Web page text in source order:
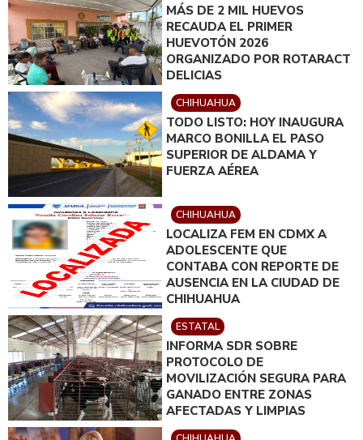
MÁS DE 2 MIL HUEVOS
RECAUDA EL PRIMER
HUEVOTÓN 2026
ORGANIZADO POR ROTARACT
DELICIAS
CHIHUAHUA
TODO LISTO: HOY INAUGURA
MARCO BONILLA EL PASO
SUPERIOR DE ALDAMA Y
FUERZA AÉREA
CHIHUAHUA
LOCALIZA FEM EN CDMX A
ADOLESCENTE QUE
CONTABA CON REPORTE DE
AUSENCIA EN LA CIUDAD DE
CHIHUAHUA
ESTATAL
INFORMA SDR SOBRE
PROTOCOLO DE
MOVILIZACIÓN SEGURA PARA
GANADO ENTRE ZONAS
AFECTADAS Y LIMPIAS